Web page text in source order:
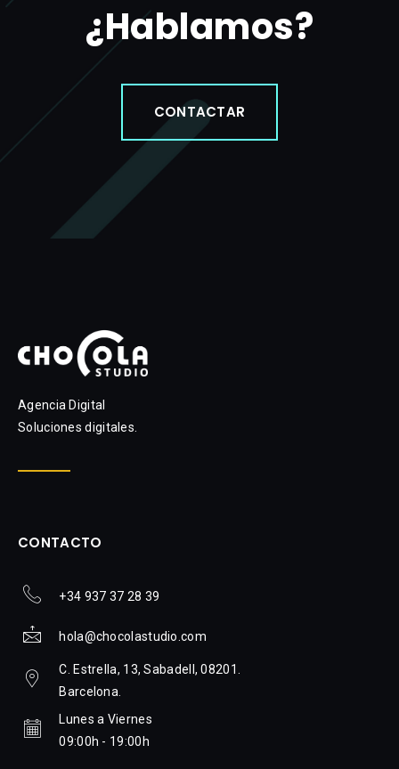
¿Hablamos?
CONTACTAR
Agencia Digital
Soluciones digitales.
CONTACTO
+34 937 37 28 39
hola@chocolastudio.com
C. Estrella, 13, Sabadell, 08201.
Barcelona.
Lunes a Viernes
09:00h - 19:00h